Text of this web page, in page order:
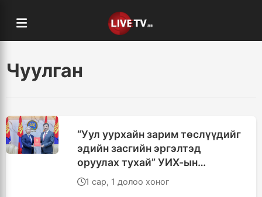
Чуулган
“Уул уурхайн зарим төслүүдийг
эдийн засгийн эргэлтэд
оруулах тухай” УИХ-ын
тогтоолын төслийг өргөн
мэдүүлэв
1 сар, 1 долоо хоног